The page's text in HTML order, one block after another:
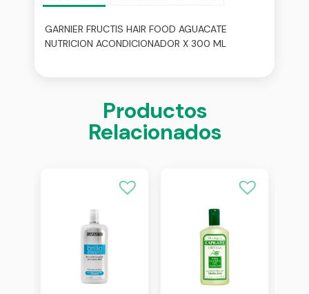
GARNIER FRUCTIS HAIR FOOD AGUACATE
NUTRICION ACONDICIONADOR X 300 ML
Productos
Relacionados